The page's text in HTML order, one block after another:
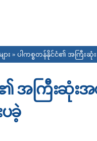
း » ပါကစ္စတန်နိုင်ငံ၏ အကြီးဆုံ
အကြီးဆုံးအစ
ခဲ့